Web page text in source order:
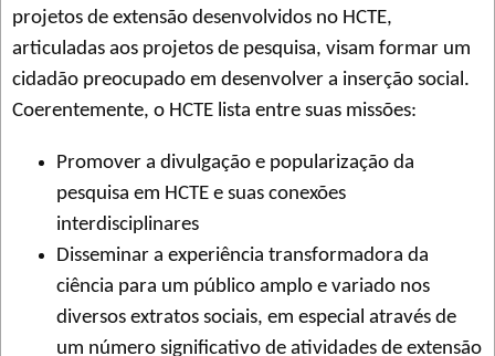
projetos de extensão desenvolvidos no HCTE,
articuladas aos projetos de pesquisa, visam formar um
cidadão preocupado em desenvolver a inserção social.
Coerentemente, o HCTE lista entre suas missões:
Promover a divulgação e popularização da
pesquisa em HCTE e suas conexões
interdisciplinares
Disseminar a experiência transformadora da
ciência para um público amplo e variado nos
diversos extratos sociais, em especial através de
um número significativo de atividades de extensão